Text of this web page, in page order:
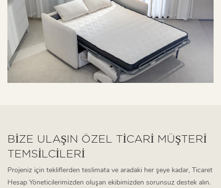
BİZE ULAŞIN ÖZEL TICARI MÜŞTERI
TEMSILCILERI
Projeniz için tekliflerden teslimata ve aradaki her şeye kadar, Ticaret
Hesap Yöneticilerimizden oluşan ekibimizden sorunsuz destek alın.